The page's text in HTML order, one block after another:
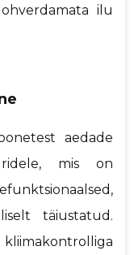
ilu
aedade
mis on
täiustatud.